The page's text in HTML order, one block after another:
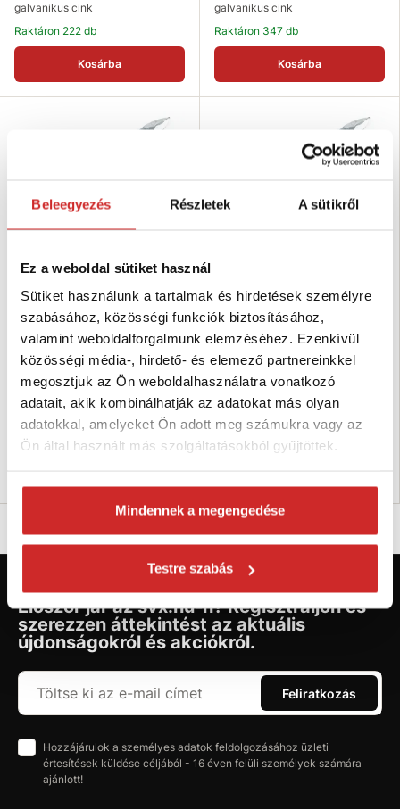
Beleegyezés Részletek A sütikről
Ez a weboldal sütiket használ
Sütiket használunk a tartalmak és hirdetések személyre
szabásához, közösségi funkciók biztosításához,
valamint weboldalforgalmunk elemzéséhez. Ezenkívül
közösségi média-, hirdető- és elemező partnereinkkel
megosztjuk az Ön weboldalhasználatra vonatkozó
adatait, akik kombinálhatják az adatokat más olyan
adatokkal, amelyeket Ön adott meg számukra vagy az
Ön által használt más szolgáltatásokból gyűjtöttek.
Mindennek a megengedése
Testre szabás
galvanikus cink
Raktáron 222 db
Kosárba
galvanikus cink
Raktáron 347 db
Kosárba
EU SELECT Kampó beütős Zn
50mm
34 Ft
Méret (mm): 50 mm
Teherbírás (kg): 17 kg
Felületkezelés: fehér
Raktáron 349 db
EU SELECT Kampó beütős Zn
80mm
74 Ft
Méret (mm): 80 mm
Teherbírás (kg): 25 kg
Felületkezelés: fehér
Raktáron 697 db
Először jár az svx.hu-n? Regisztráljon és
szerezzen áttekintést az aktuális
újdonságokról és akciókról.
Feliratkozás
Hozzájárulok a személyes adatok feldolgozásához üzleti
értesítések küldése céljából - 16 éven felüli személyek számára
ajánlott!